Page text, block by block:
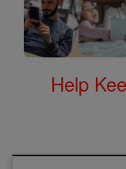
Help